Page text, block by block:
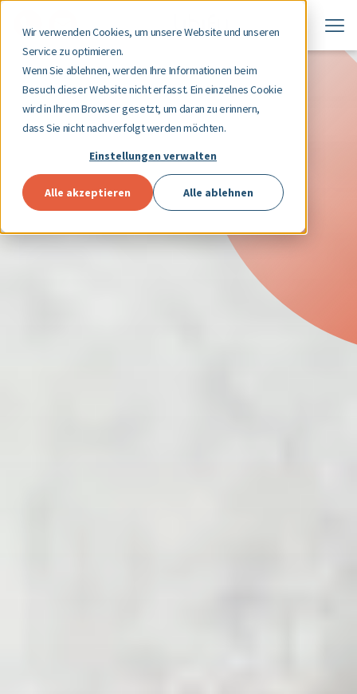
Wir verwenden Cookies, um unsere Website und unseren
Service zu optimieren.
Wenn Sie ablehnen, werden Ihre Informationen beim
Besuch dieser Website nicht erfasst. Ein einzelnes Cookie
wird in Ihrem Browser gesetzt, um daran zu erinnern,
dass Sie nicht nachverfolgt werden möchten.
Einstellungen verwalten
Alle akzeptieren Alle ablehnen